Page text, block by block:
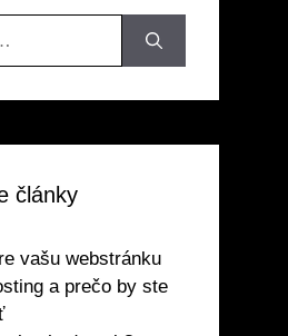
články
vašu webstránku
a prečo by ste